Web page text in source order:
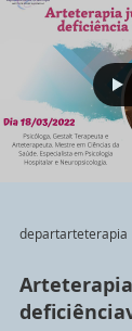
departarteterapia